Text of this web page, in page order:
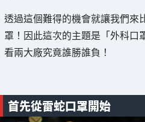
透過這個難得的機會就讓我們來
罩！因此這次的主題是「外科口
看兩大廠究竟誰勝誰負！
首先從雷蛇口罩開始